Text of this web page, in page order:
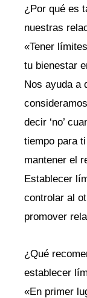
¿Por qué es
nuestras
«Tener
tu bienestar
Nos ayuda a
decir ‘no’
tiempo para
mantener el
Establecer
controlar al
promover
¿Qué
establecer
«En primer